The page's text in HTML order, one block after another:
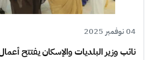
04 نوفمبر 2025